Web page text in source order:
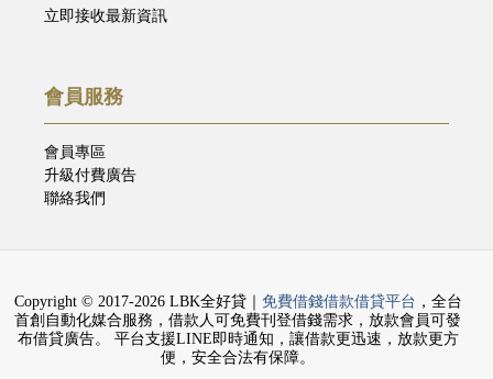
立即接收最新資訊
會員服務
會員專區
升級付費廣告
聯絡我們
Copyright © 2017-2026 LBK全好貸｜ 免費借錢借款借貸平台 ，全台
首創自動化媒合服務，借款人可免費刊登借錢需求，放款會員可發
布借貸廣告。 平台支援LINE即時通知，讓借款更迅速，放款更方
便，安全合法有保障。